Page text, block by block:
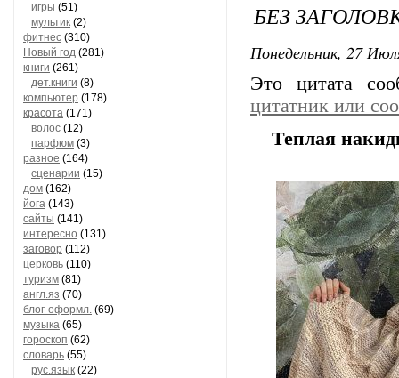
игры (51)
мультик (2)
фитнес (310)
Новый год (281)
книги (261)
дет.книги (8)
компьютер (178)
красота (171)
волос (12)
парфюм (3)
разное (164)
сценарии (15)
дом (162)
йога (143)
сайты (141)
интересно (131)
заговор (112)
церковь (110)
туризм (81)
англ.яз (70)
блог-оформл. (69)
музыка (65)
гороскоп (62)
словарь (55)
рус.язык (22)
БЕЗ
Понедельник, 27
Это цитата
цитатник или
Теплая